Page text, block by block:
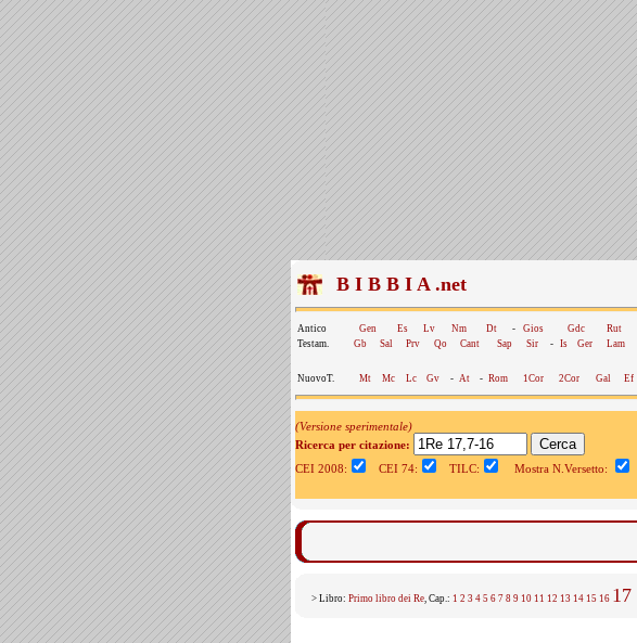
B I B B I A .net
Antico Gen Es Lv Nm Dt - Gios Gdc Rut
Testam.
Gb Sal Prv Qo Cant Sap Sir - Is Ger Lam
NuovoT. Mt Mc Lc Gv - At - Rom 1Cor 2Cor Gal Ef
(Versione sperimentale)
Ricerca per citazione:
CEI 2008:
CEI 74: TILC: Mostra N.Versetto:
> Libro: Primo libro dei Re, Cap.: 1 2 3 4 5 6 7 8 9 10 11 12 13 14 15 16 17